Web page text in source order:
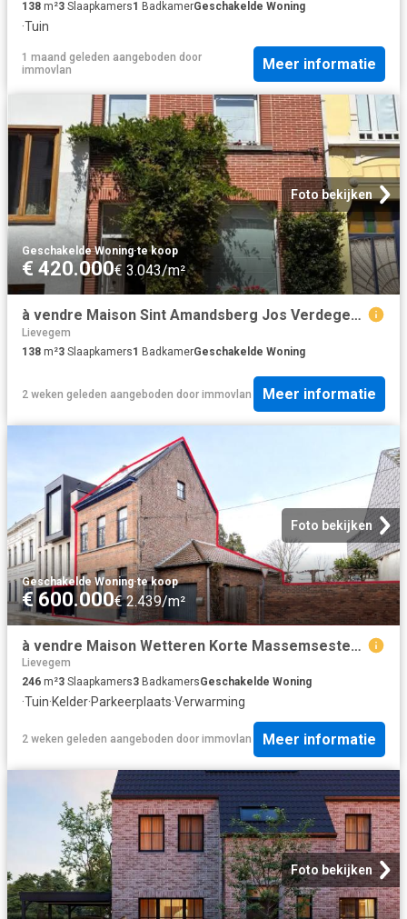
138 m²3 Slaapkamers1 BadkamerGeschakelde Woning
·Tuin
1 maand geleden aangeboden door
immovlan
Meer informatie
Foto bekijken
Geschakelde Woning·te koop
€ 420.000€ 3.043/m²
à vendre Maison Sint Amandsberg Jos Verdegemstraat
Lievegem
138 m²3 Slaapkamers1 BadkamerGeschakelde Woning
2 weken geleden aangeboden door immovlan Meer informatie
Foto bekijken
Geschakelde Woning·te koop
€ 600.000€ 2.439/m²
à vendre Maison Wetteren Korte Massemsesteenweg
Lievegem
246 m²3 Slaapkamers3 BadkamersGeschakelde Woning
·Tuin·Kelder·Parkeerplaats·Verwarming
2 weken geleden aangeboden door immovlan Meer informatie
Foto bekijken